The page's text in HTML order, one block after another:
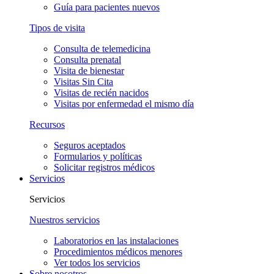
Guía para pacientes nuevos
Tipos de visita
Consulta de telemedicina
Consulta prenatal
Visita de bienestar
Visitas Sin Cita
Visitas de recién nacidos
Visitas por enfermedad el mismo día
Recursos
Seguros aceptados
Formularios y políticas
Solicitar registros médicos
Servicios
Servicios
Nuestros servicios
Laboratorios en las instalaciones
Procedimientos médicos menores
Ver todos los servicios